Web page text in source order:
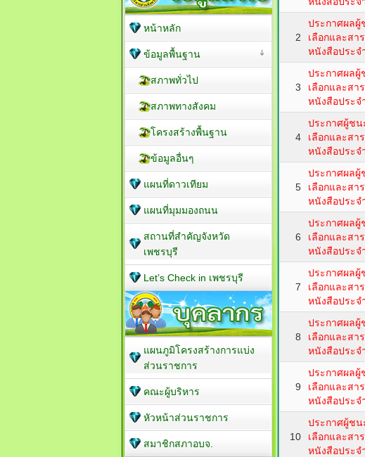
2
ประกาศผลผู้
เลือกและส
หนังสือประจ
3
ประกาศผลผู้
เลือกและส
หนังสือประจ
4
ประกาศผู้ชน
เลือกและส
หนังสือประจ
5
ประกาศผลผู้
เลือกและส
หนังสือประจ
6
ประกาศผลผู้
เลือกและส
หนังสือประจ
7
ประกาศผลผู้
เลือกและส
หนังสือประจ
8
ประกาศผลผู้
เลือกและส
หนังสือประจ
9
ประกาศผลผู้
เลือกและส
หนังสือประจ
10
ประกาศผู้ชน
เลือกและส
หนังสือประจ
หน้าหลัก
ข้อมูลพื้นฐาน
สภาพทั่วไป
สภาพทางสังคม
โครงสร้างพื้นฐาน
ข้อมูลอื่นๆ
แผนที่ดาวเทียม
แผนที่มุมมองถนน
สถานที่สำคัญจังหวัด
เพชรบุรี
Let’s Check in เพชรบุรี
แผนภูมิโครงสร้างการแบ่ง
ส่วนราชการ
คณะผู้บริหาร
หัวหน้าส่วนราชการ
สมาชิกสภาอบจ.